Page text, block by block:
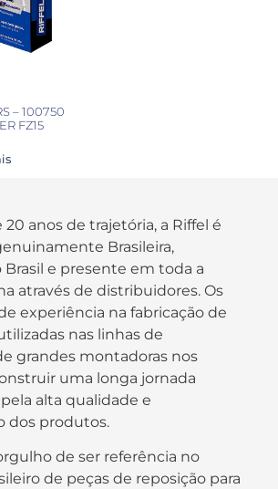
– 100750
FZ15
anos de trajetória, a Riffel é
Brasileira,
Brasil e presente em toda a
através de distribuidores. Os
experiência na fabricação de
nas linhas de
grandes montadoras nos
uma longa jornada
alta qualidade e
dos produtos.
de ser referência no
de peças de reposição para